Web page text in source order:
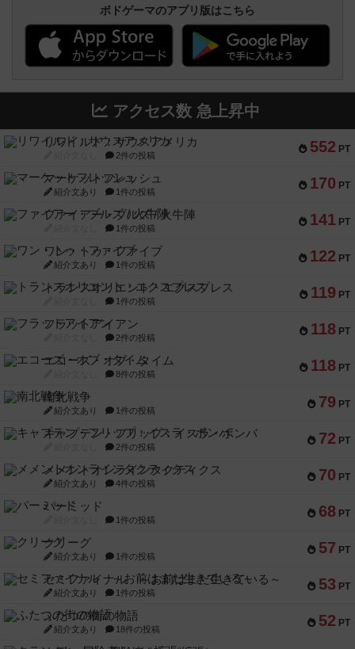
ボドゲーマのアプリ版はこちら
アクセス数 急上昇中
552 PT
リワイルド：サウスアメリカ
2件の投稿
170 PT
マーケットフレッシュ
紹介文あり 1件の投稿
141 PT
ファイアー・ブルズ / 火牛陣
1件の投稿
122 PT
ワン・トゥ・ファイブ
紹介文あり 1件の投稿
119 PT
トランスオリエント・エクスプレス
1件の投稿
118 PT
フラットアイアン
2件の投稿
118 PT
エコーズ・オブ・タイム
8件の投稿
79 PT
南北戦争
紹介文あり 1件の投稿
72 PT
キャプテン・フリップ：イスラ・ボンバ
2件の投稿
70 PT
メメントオンラインタクティクス
紹介文あり 4件の投稿
68 PT
パーミッド
1件の投稿
57 PT
クリーグ
紹介文あり 1件の投稿
53 PT
セミファイナル ～お前はまだ生きている～
紹介文あり 1件の投稿
52 PT
ふたつの街の物語
紹介文あり 18件の投稿